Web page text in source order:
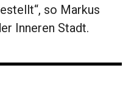
so Markus
Inneren Stadt.